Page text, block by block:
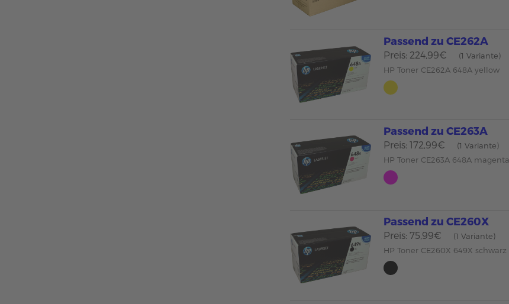
Passend zu CE262A
Preis: 224,99€
(1 Variante)
HP Toner CE262A 648A yellow
Passend zu CE263A
Preis: 172,99€
(1 Variante)
HP Toner CE263A 648A magenta
Passend zu CE260X
Preis: 75,99€
(1 Variante)
HP Toner CE260X 649X schwarz